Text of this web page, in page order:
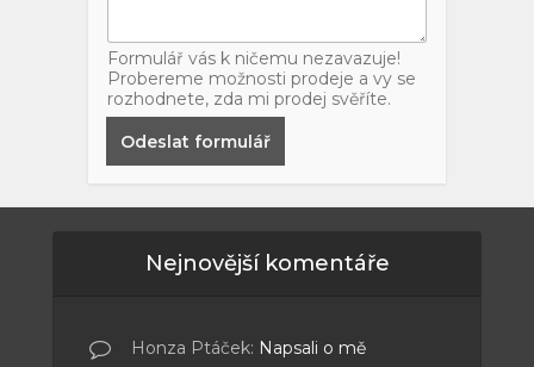
Formulář vás k ničemu nezavazuje!
Probereme možnosti prodeje a vy se
rozhodnete, zda mi prodej svěříte.
Odeslat formulář
Nejnovější komentáře
Honza Ptáček: Napsali o mě